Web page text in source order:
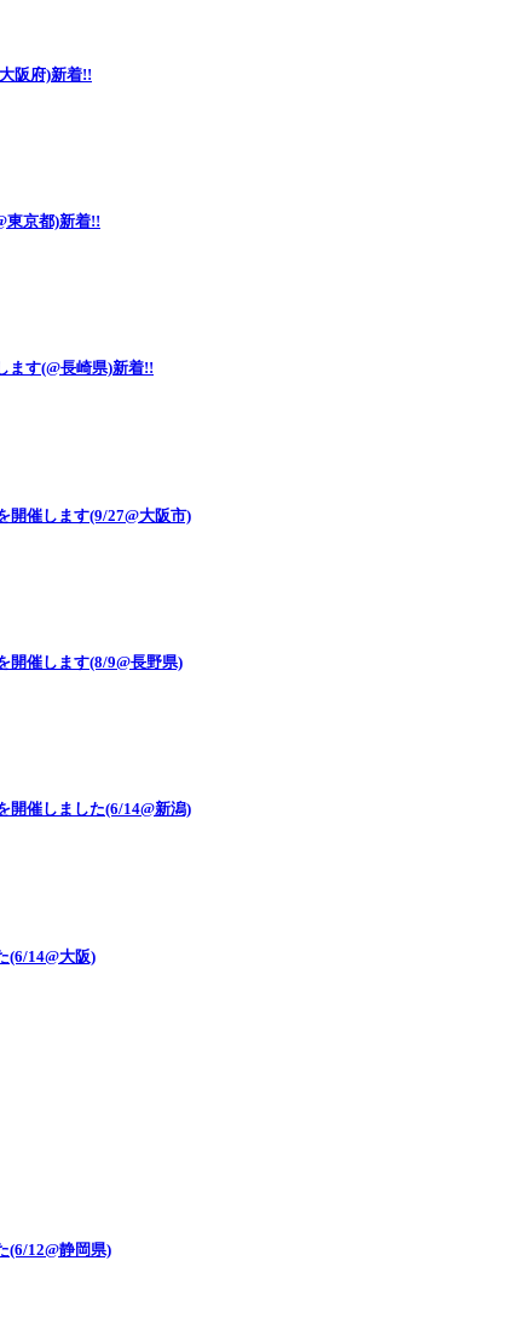
阪府)新着!!
東京都)新着!!
ます(@長崎県)新着!!
開催します(9/27@大阪市)
開催します(8/9@長野県)
開催しました(6/14@新潟)
(6/14@大阪)
(6/12@静岡県)